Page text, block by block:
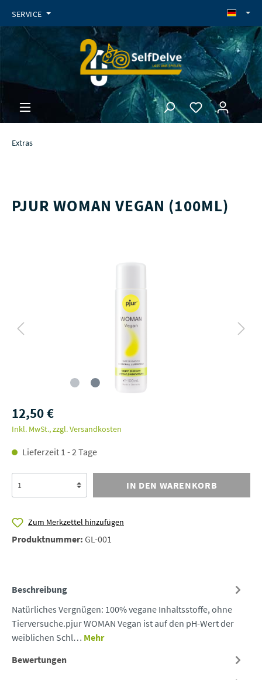
SERVICE
Extras
PJUR WOMAN VEGAN (100ML)
12,50 €
Inkl. MwSt., zzgl. Versandkosten
Lieferzeit 1 - 2 Tage
IN DEN WARENKORB
Zum Merkzettel hinzufügen
Produktnummer: GL-001
Beschreibung
Natürliches Vergnügen: 100% vegane Inhaltsstoffe, ohne
Tierversuche.pjur WOMAN Vegan ist auf den pH-Wert der
weiblichen Schl… Mehr
Bewertungen